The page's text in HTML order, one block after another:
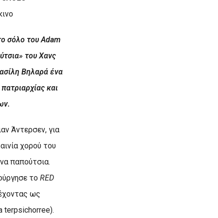
σόλο τουAdam
του Χανς
Βηλαρά ένα
και
Άντερσεν, για
χορού του
παπούτσια.
τοRED
ως
terpsichorree).